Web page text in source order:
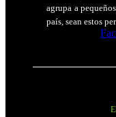
agrupa a
país, sean estos